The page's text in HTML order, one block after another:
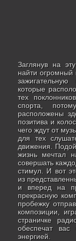
Заглянув на
найти
которые
тех
спорта,
расположены
позитива и
чего ждут от
для тех
движения.
жизнь мечтал
совершать
стимул. И вот
из
и вперед на
прекрасную
пробежку
композиции,
страничке
обеспечат вас
энергией.